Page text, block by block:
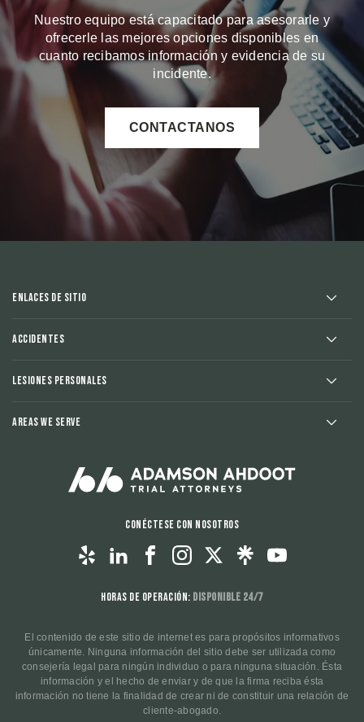
Nuestro equipo está capacitado para asesorarle y
ofrecerle las mejores opciones disponibles en
cuanto recibamos información y evidencia de su
incidente.
CONTACTANOS
Enlaces de sitio
Accidentes
Lesiones Personales
Areas We Serve
Conéctese con nosotros
Horas de operación: Disponible 24/7
El contenido de este sitio de internet es para propósitos informativos
únicamente. Ninguna información del sitio debe ser utilizada como
consejería legal para ningún individuo o para ninguna situación. Ésta
información y el hecho de enviar y de que la firma reciba ésta
información no tiene la finalidad de crear ni de constituir una relación de
cliente-abogado.